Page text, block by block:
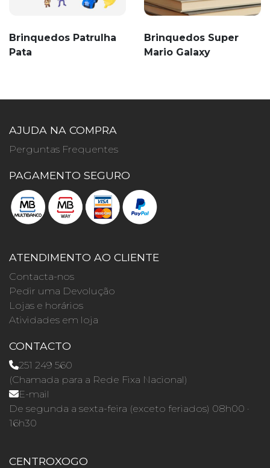
Brinquedos Patrulha
Pata
Brinquedos Super
Mario Galaxy
AJUDA NA COMPRA
Perguntas Frequentes
PAGAMENTO SEGURO
ATENDIMENTO AO CLIENTE
Contacta-nos
Pedir uma Devolução
Lojas e horários
Atividades em loja
CONTACTO
251 249 560
(Chamada para a Rede Fixa Nacional)
E-mail
De segunda a sexta-feira (exceto feriados) 08h00 ·
16h30
CENTROXOGO